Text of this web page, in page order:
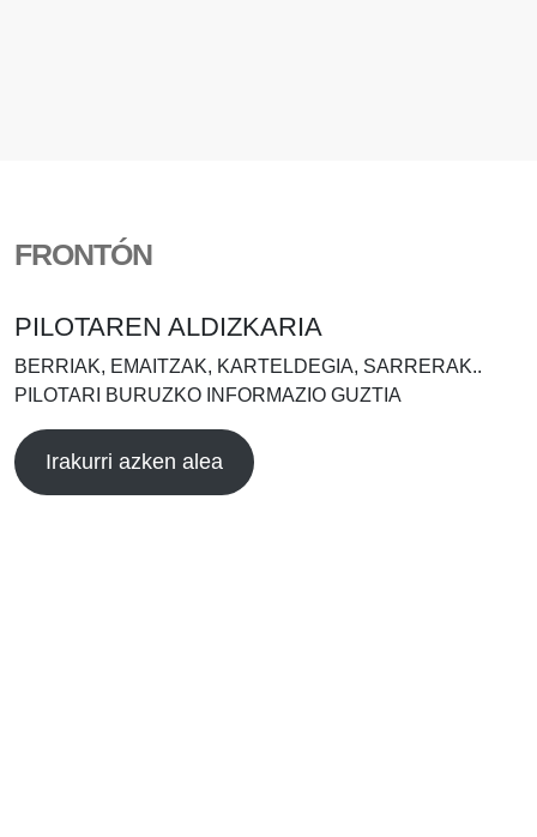
FRONTÓN
PILOTAREN ALDIZKARIA
BERRIAK, EMAITZAK, KARTELDEGIA, SARRERAK..
PILOTARI BURUZKO INFORMAZIO GUZTIA
Irakurri azken alea